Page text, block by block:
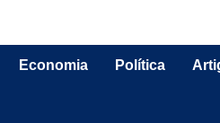
Economia Política